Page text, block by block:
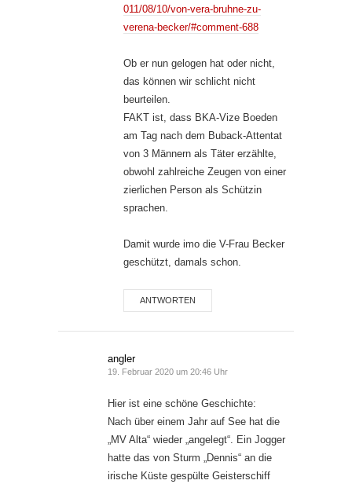
011/08/10/von-vera-bruhne-zu-
verena-becker/#comment-688
Ob er nun gelogen hat oder nicht,
das können wir schlicht nicht
beurteilen.
FAKT ist, dass BKA-Vize Boeden
am Tag nach dem Buback-Attentat
von 3 Männern als Täter erzählte,
obwohl zahlreiche Zeugen von einer
zierlichen Person als Schützin
sprachen.
Damit wurde imo die V-Frau Becker
geschützt, damals schon.
ANTWORTEN
angler
19. Februar 2020 um 20:46 Uhr
Hier ist eine schöne Geschichte:
Nach über einem Jahr auf See hat die
„MV Alta“ wieder „angelegt“. Ein Jogger
hatte das von Sturm „Dennis“ an die
irische Küste gespülte Geisterschiff